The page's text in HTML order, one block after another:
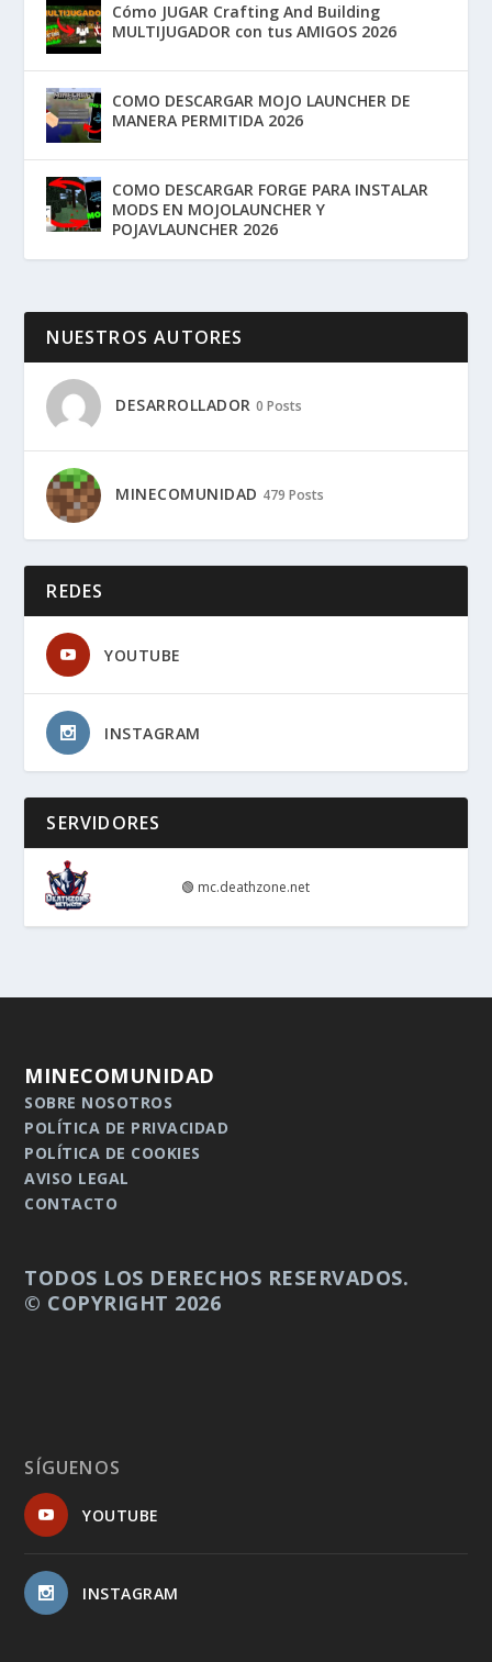
Cómo JUGAR Crafting And Building
MULTIJUGADOR con tus AMIGOS 2026
COMO DESCARGAR MOJO LAUNCHER DE
MANERA PERMITIDA 2026
COMO DESCARGAR FORGE PARA INSTALAR
MODS EN MOJOLAUNCHER Y
POJAVLAUNCHER 2026
NUESTROS AUTORES
DESARROLLADOR 0 Posts
MINECOMUNIDAD 479 Posts
REDES
YOUTUBE
INSTAGRAM
SERVIDORES
🟢 mc.deathzone.net
MINECOMUNIDAD
SOBRE NOSOTROS
POLÍTICA DE PRIVACIDAD
POLÍTICA DE COOKIES
AVISO LEGAL
CONTACTO
TODOS LOS DERECHOS RESERVADOS.
© COPYRIGHT 2026
SÍGUENOS
YOUTUBE
INSTAGRAM